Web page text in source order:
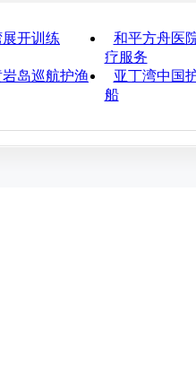
开训练
和平方舟医
疗服务
岛巡航护渔
亚丁湾中国
船